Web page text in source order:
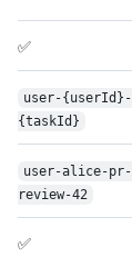
✅
user-{userId}-
{taskId}
user-alice-pr-
review-42
✅